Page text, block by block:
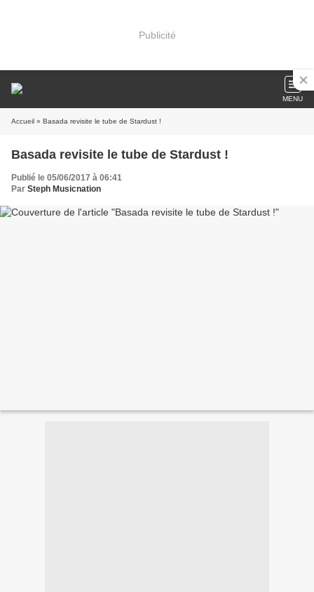
Publicité
MENU
Accueil » Basada revisite le tube de Stardust !
Basada revisite le tube de Stardust !
Publié le 05/06/2017 à 06:41
Par Steph Musicnation